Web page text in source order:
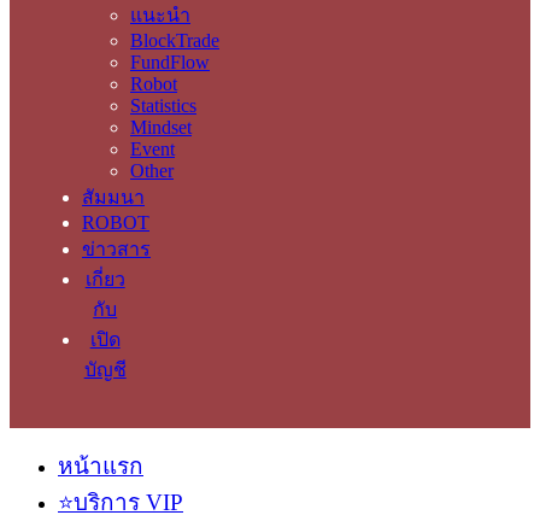
แนะนำ
BlockTrade
FundFlow
Robot
Statistics
Mindset
Event
Other
สัมมนา
ROBOT
ข่าวสาร
เกี่ยว
กับ
เปิด
บัญชี
หน้าแรก
⭐บริการ VIP